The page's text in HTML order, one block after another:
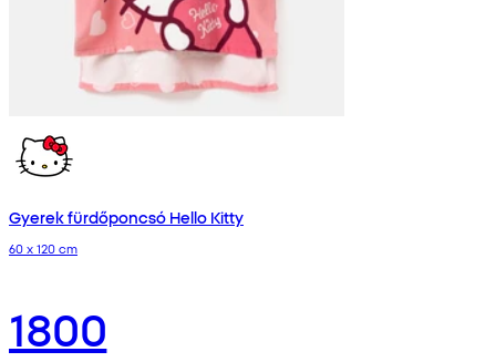
Gyerek fürdőponcsó Hello Kitty
60 x 120 cm
1800